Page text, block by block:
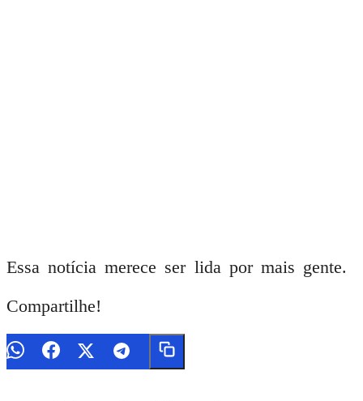
Essa notícia merece ser lida por mais gente.
Compartilhe!